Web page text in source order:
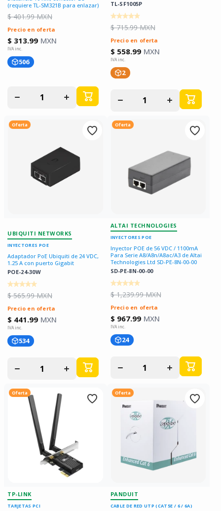
(requiere TL-SM321B para enlazar)
$ 401.99 MXN
Precio en oferta
$ 313.99 MXN
506
cantidad
Aumentar
cantidad
para
TL-SF1005P
$ 715.99 MXN
Precio en oferta
$ 558.99 MXN
2
cantidad
Aumentar
cantidad
para
Oferta
UBIQUITI NETWORKS
INYECTORES POE
POE-24-30W
Adaptador PoE Ubiquiti de 24 VDC,
1.25 A con puerto Gigabit
$ 565.99 MXN
Precio en oferta
$ 441.99 MXN
534
cantidad
Aumentar
cantidad
para
Oferta
ALTAI TECHNOLOGIES
INYECTORES POE
SD-PE-8N-00-00
Inyector POE de 56 VDC / 1100mA
Para Serie A8/A8n/A8ac/A3 de Altai
Technologies Ltd SD-PE-8N-00-00
$ 1,239.99 MXN
Precio en oferta
$ 967.99 MXN
24
cantidad
Aumentar
cantidad
para
Oferta
TP-LINK
TARJETAS PCI
Oferta
PANDUIT
CABLE DE RED UTP (CAT5E / 6 / 6A)